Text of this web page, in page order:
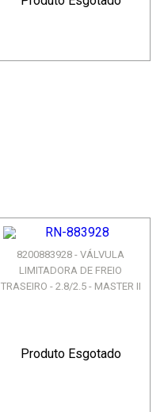
8200883928 - VÁLVULA
LIMITADORA DE FREIO
TRASEIRO - 2.8/2.5 - MASTER II
Produto Esgotado